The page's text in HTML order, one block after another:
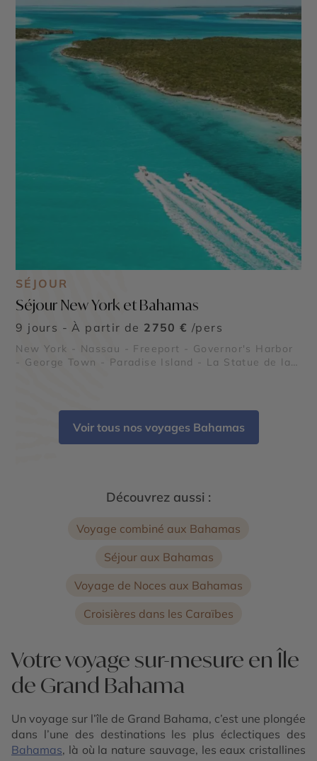
SÉJOUR
Séjour New York et Bahamas
9 jours - À partir de 2750 € /pers
New York - Nassau - Freeport - Governor's Harbor
- George Town - Paradise Island - La Statue de la
Voir tous nos voyages Bahamas
Découvrez aussi :
Voyage combiné aux Bahamas
Séjour aux Bahamas
Voyage de Noces aux Bahamas
Croisières dans les Caraïbes
Votre voyage sur-mesure en Île
de Grand Bahama
Un voyage sur l’île de Grand Bahama, c’est une plongée
dans l’une des destinations les plus éclectiques des
Bahamas, là où la nature sauvage, les eaux cristallines